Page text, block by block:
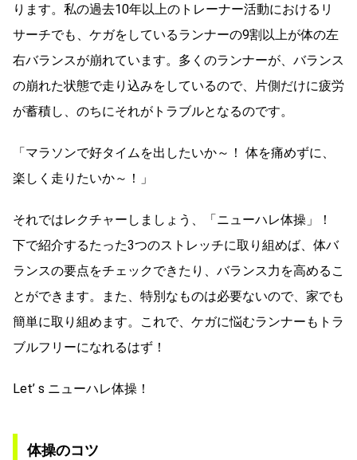
ります。私の過去10年以上のトレーナー活動におけるリ
サーチでも、ケガをしているランナーの9割以上が体の左
右バランスが崩れています。多くのランナーが、バランス
の崩れた状態で走り込みをしているので、片側だけに疲労
が蓄積し、のちにそれがトラブルとなるのです。
「マラソンで好タイムを出したいか～！ 体を痛めずに、
楽しく走りたいか～！」
それではレクチャーしましょう、「ニューハレ体操」！
下で紹介するたった3つのストレッチに取り組めば、体バ
ランスの要点をチェックできたり、バランス力を高めるこ
とができます。また、特別なものは必要ないので、家でも
簡単に取り組めます。これで、ケガに悩むランナーもトラ
ブルフリーになれるはず！
Let’ s ニューハレ体操！
体操のコツ